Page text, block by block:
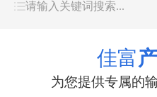
佳富
为您提供专属的